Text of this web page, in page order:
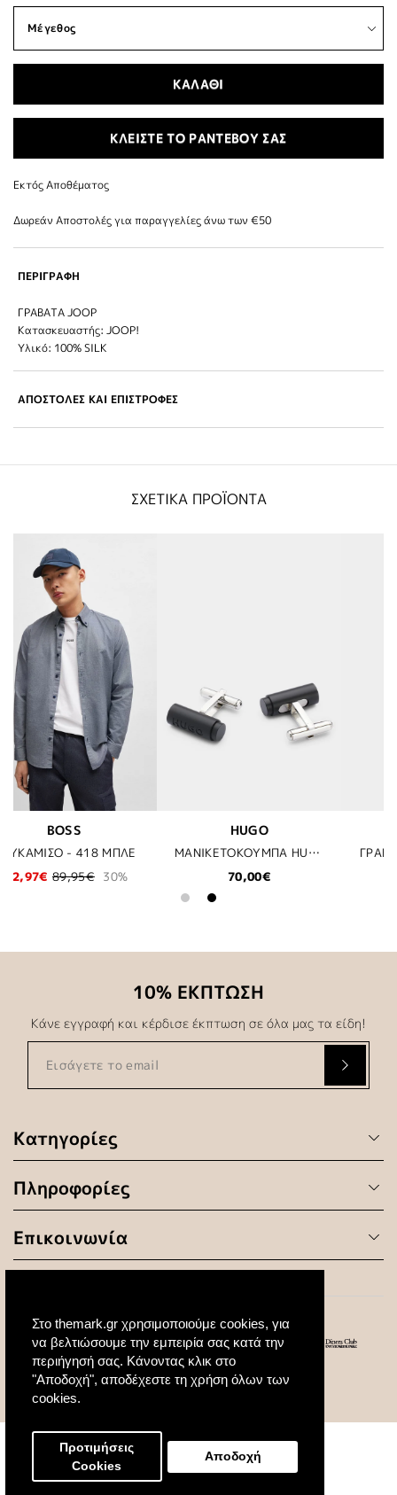
Στο themark.gr χρησιμοποιούμε cookies, για
να βελτιώσουμε την εμπειρία σας κατά την
περιήγησή σας. Κάνοντας κλικ στο
"Αποδοχή", αποδέχεστε τη χρήση όλων των
cookies.
Προτιμήσεις
Cookies
Αποδοχή
ΚΑΛΑΘΙ
ΚΛΕΙΣΤΕ ΤΟ ΡΑΝΤΕΒΟΥ ΣΑΣ
Εκτός Αποθέματος
Δωρεάν Αποστολές για παραγγελίες άνω των €50
ΠΕΡΙΓΡΑΦΗ
ΓΡΑΒΑΤΑ JOOP
Κατασκευαστής: JOOP!
Υλικό: 100% SILK
ΑΠΟΣΤΟΛΕΣ ΚΑΙ ΕΠΙΣΤΡΟΦΕΣ
ΣΧΕΤΙΚΑ ΠΡΟΪΟΝΤΑ
ΜΑΝΙΚΕΤΟΚΟΥΜΠΑ HUGO - 001 ΜΑΥΡΟ
ΓΡΑΒΑΤΑ BOSS - 131 ΕΚΡΟΥ
Κατηγορίες
Πληροφορίες
Επικοινωνία
10% ΕΚΠΤΩΣΗ
Κάνε εγγραφή και κέρδισε έκπτωση σε όλα μας τα είδη!
© 2020 All Rights Reserved. Created by